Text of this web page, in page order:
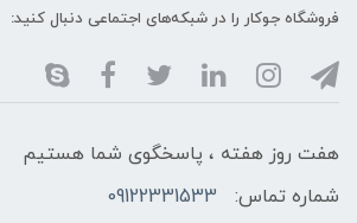
فروشگاه جوکار را در شبکه‌های اجتماعی دنبال کنید:
هفت روز هفته ، پاسخگوی شما هستیم
شماره تماس:
09122331533